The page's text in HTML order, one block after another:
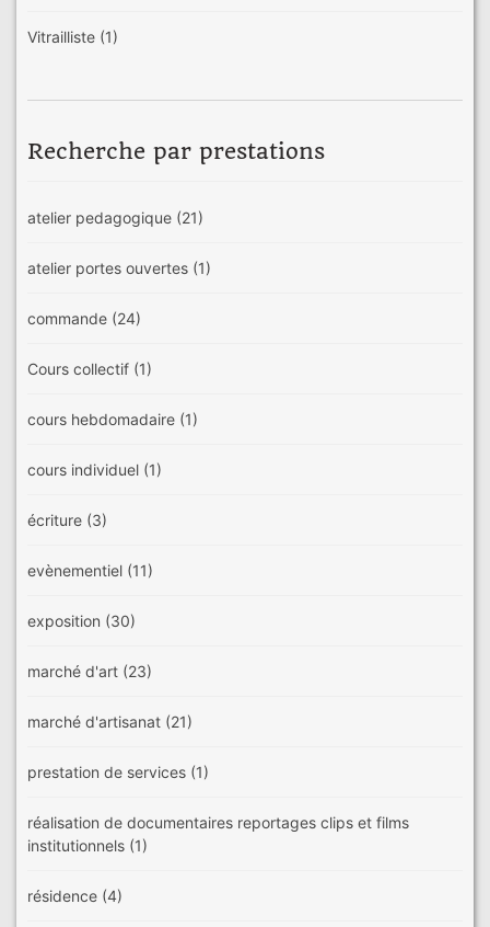
Vitrailliste (1)
Recherche par prestations
atelier pedagogique (21)
atelier portes ouvertes (1)
commande (24)
Cours collectif (1)
cours hebdomadaire (1)
cours individuel (1)
écriture (3)
evènementiel (11)
exposition (30)
marché d'art (23)
marché d'artisanat (21)
prestation de services (1)
réalisation de documentaires reportages clips et films
institutionnels (1)
résidence (4)